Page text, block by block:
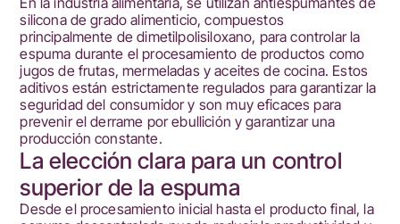
silicona de grado alimenticio, compuestos
principalmente de dimetilpolisiloxano, para controlar la
espuma durante el procesamiento de productos como
jugos de frutas, mermeladas y aceites de cocina. Estos
aditivos están estrictamente regulados para garantizar la
seguridad del consumidor y son muy eficaces para
prevenir el derrame por ebullición y garantizar una
producción constante.
La elección clara para un control
superior de la espuma
Desde el procesamiento inicial hasta el producto final, la